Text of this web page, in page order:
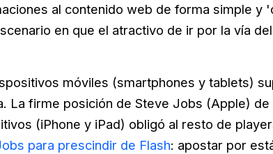
al contenido web de forma simple y
en que el atractivo de ir por la vía
móviles (smartphones y tablets)
La firme posición de Steve Jobs (Apple)
(iPhone y iPad) obligó al resto de
para prescindir de Flash: apostar por